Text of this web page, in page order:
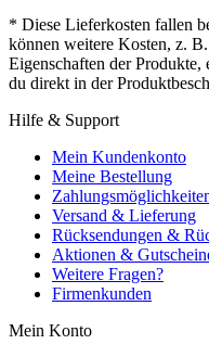
* Diese Lieferkosten fallen
können weitere Kosten, z.
Eigenschaften der
du direkt in der
Hilfe & Support
Mein Kundenkonto
Meine Bestellung
Versand & Lieferung
Rücksendungen &
Aktionen &
Weitere Fragen?
Firmenkunden
Mein Konto